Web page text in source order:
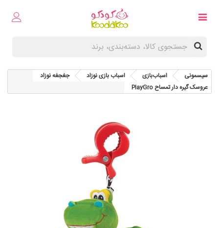
سیسمونی اسباب‌بازی اسباب‌ بازی نوزاد
جغجغه نوزاد
عروسک گیره دار تمساح PlayGro